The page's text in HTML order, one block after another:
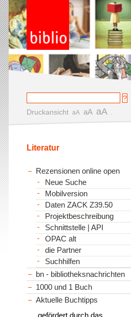
Druckansicht aA aA aA
Literatur
Rezensionen online open
Neue Suche
Mobilversion
Daten ZACK Z39.50
Projektbeschreibung
Schnittstelle | API
OPAC alt
die Partner
Suchhilfen
bn - bibliotheksnachrichten
1000 und 1 Buch
Aktuelle Buchtipps
gefördert durch das